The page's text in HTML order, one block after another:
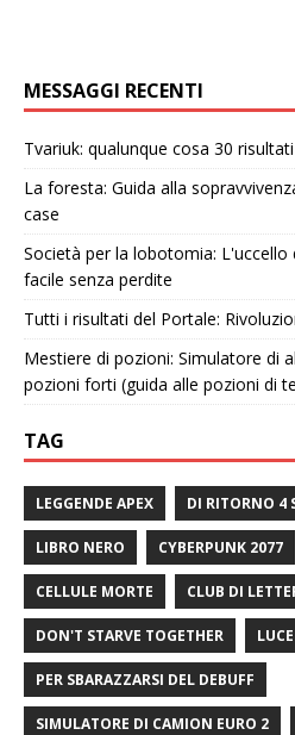
MESSAGGI RECENTI
Tvariuk: qualunque cosa 30
La foresta: Guida alla
case
Società per la lobotomia: L'uccello
facile senza perdite
Tutti i risultati del Portale:
Mestiere di pozioni: Simulatore di
pozioni forti (guida alle pozioni di
TAG
LEGGENDE APEX DI RITORNO 4
LIBRO NERO CYBERPUNK 2077
CELLULE MORTE CLUB DI
DON'T STARVE TOGETHER
PER SBARAZZARSI DEL DEBUFF
SIMULATORE DI CAMION EURO 2